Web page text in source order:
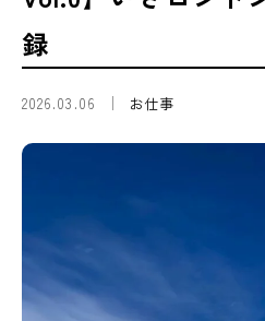
録
2026.03.06 お仕事